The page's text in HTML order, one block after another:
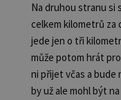
Na druhou stranu si
celkem kilometrů za
jede jen o tři
může potom hrát
ni přijet včas a bude
by už ale mohl být